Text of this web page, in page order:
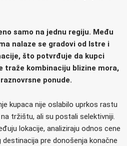
samo na jednu regiju. Među
nalaze se gradovi od Istre i
što potvrđuje da kupci
traže kombinaciju blizine mora,
ponude.
kupaca nije oslabilo uprkos rastu
tržištu, ali su postali selektivniji.
lokacije, analiziraju odnos cene
pre donošenja konačne